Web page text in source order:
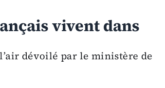
vivent dans
dévoilé par le ministère de